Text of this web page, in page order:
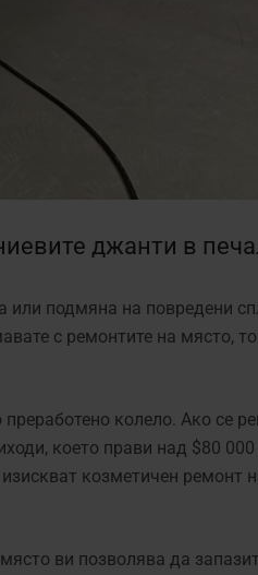
джанти в
или подмяна на повредени
с ремонтите на място,
колело. Ако се
което прави над $80
козметичен ремонт
ви позволява да